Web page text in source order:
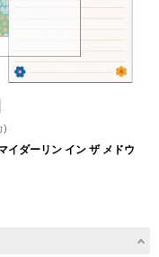
)
イダーリン イン ザ メドウ